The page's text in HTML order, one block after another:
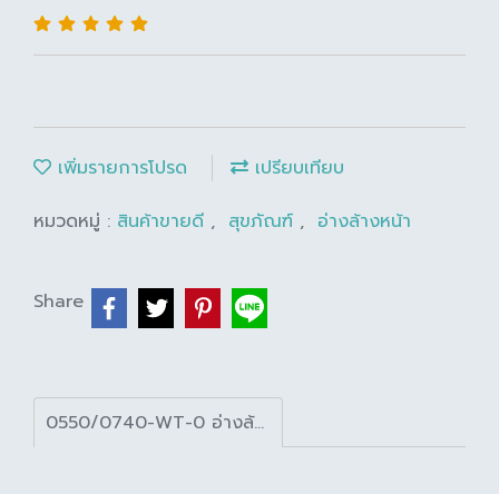
เพิ่มรายการโปรด
เปรียบเทียบ
หมวดหมู่ : สินค้าขายดี , สุขภัณฑ์ , อ่างล้างหน้า
Share
0550/0740-WT-0 อ่างล้างหน้าแขวนพร้อมขาลอย คอนเซ็ปต์ สีขาว